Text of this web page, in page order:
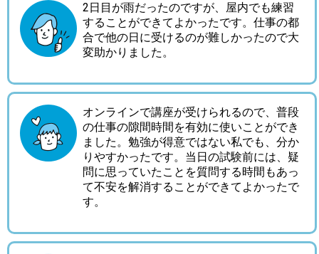
2日目が雨だったのですが、屋内でも練習
することができてよかったです。仕事の都
合で他の日に受けるのが難しかったので大
変助かりました。
オンラインで講座が受けられるので、普段
の仕事の隙間時間を有効に使いことができ
ました。勉強が得意ではない私でも、分か
りやすかったです。当日の試験前には、疑
問に思っていたことを質問する時間もあっ
て不安を解消することができてよかったで
す。